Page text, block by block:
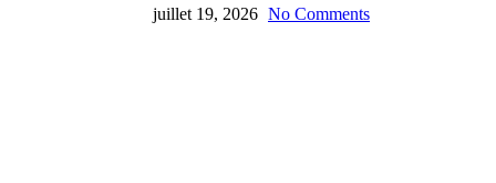
juillet 19, 2026 No Comments